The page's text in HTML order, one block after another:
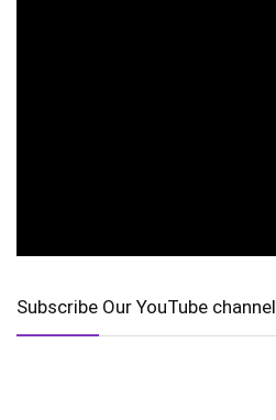
Subscribe Our YouTube channel